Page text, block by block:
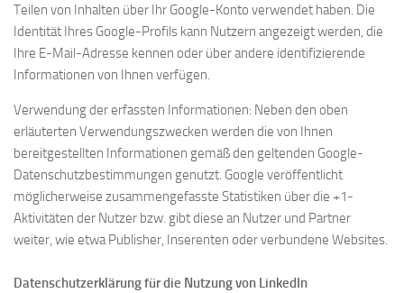
Teilen von Inhalten über Ihr Google-Konto verwendet haben. Die
Identität Ihres Google-Profils kann Nutzern angezeigt werden, die
Ihre E-Mail-Adresse kennen oder über andere identifizierende
Informationen von Ihnen verfügen.
Verwendung der erfassten Informationen: Neben den oben
erläuterten Verwendungszwecken werden die von Ihnen
bereitgestellten Informationen gemäß den geltenden Google-
Datenschutzbestimmungen genutzt. Google veröffentlicht
möglicherweise zusammengefasste Statistiken über die +1-
Aktivitäten der Nutzer bzw. gibt diese an Nutzer und Partner
weiter, wie etwa Publisher, Inserenten oder verbundene Websites.
Datenschutzerklärung für die Nutzung von LinkedIn